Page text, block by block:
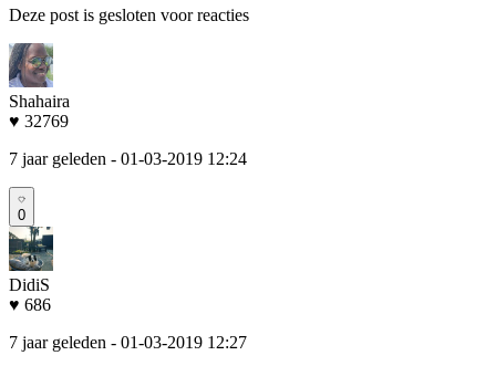
Deze post is gesloten voor reacties
Shahaira
♥ 32769
7 jaar geleden - 01-03-2019 12:24
0
DidiS
♥ 686
7 jaar geleden - 01-03-2019 12:27